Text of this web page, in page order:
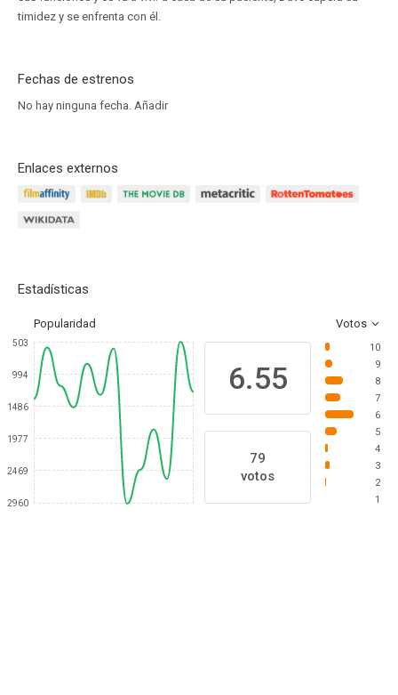
timidez y se enfrenta con él.
Fechas de estrenos
No hay ninguna fecha. Añadir
Enlaces externos
Estadísticas
Popularidad Votos
503
994
1486
1977
2469
2960
6.55
79
votos
10
9
8
7
6
5
4
3
2
1